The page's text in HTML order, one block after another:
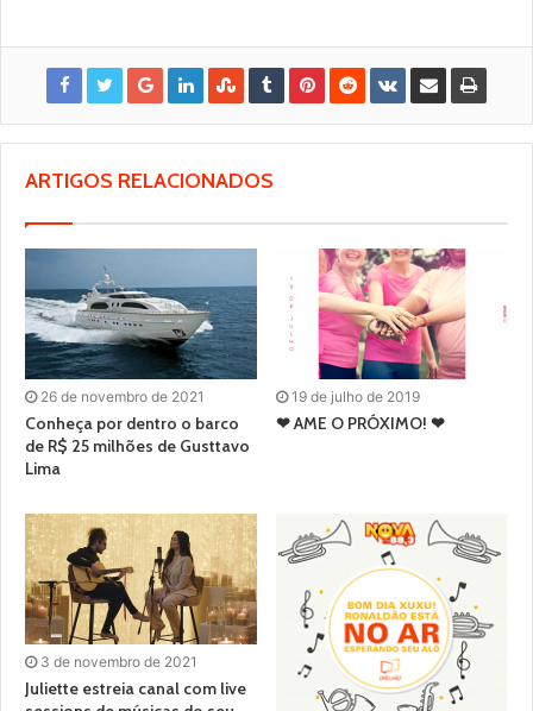
ARTIGOS RELACIONADOS
26 de novembro de 2021
Conheça por dentro o barco
de R$ 25 milhões de Gusttavo
Lima
19 de julho de 2019
❤ AME O PRÓXIMO! ❤
3 de novembro de 2021
Juliette estreia canal com live